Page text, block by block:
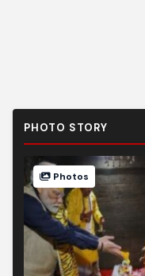
PHOTO STORY
Photos